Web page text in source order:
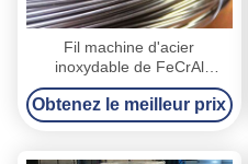
Fil machine d'acier
inoxydable de FeCrAl
d'appareil de chauffage de
résistance électrique
Obtenez le meilleur prix